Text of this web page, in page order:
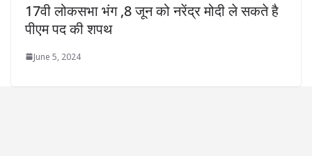
17वी लोकसभा भंग ,8 जून को नरेंद्र मोदी ले सकते है
पीएम पद की शपथ
June 5, 2024